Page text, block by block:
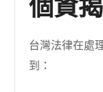
個資
台灣法律在處
到：